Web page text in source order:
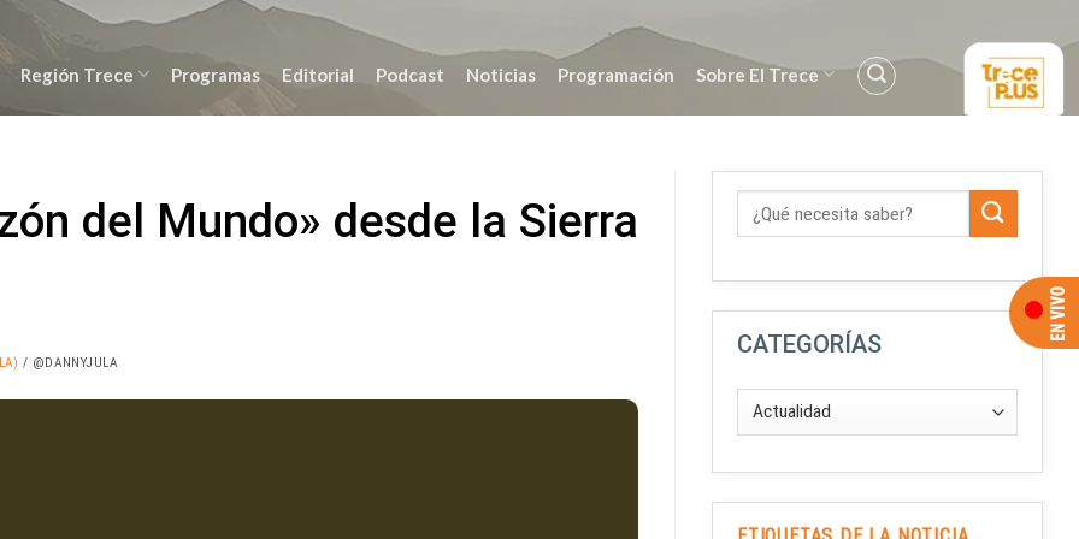
Región Trece Programas Editorial Podcast Noticias Programación Sobre El Trece
del Mundo» desde la Sierra
/ @DANNYJULA
CATEGORÍAS